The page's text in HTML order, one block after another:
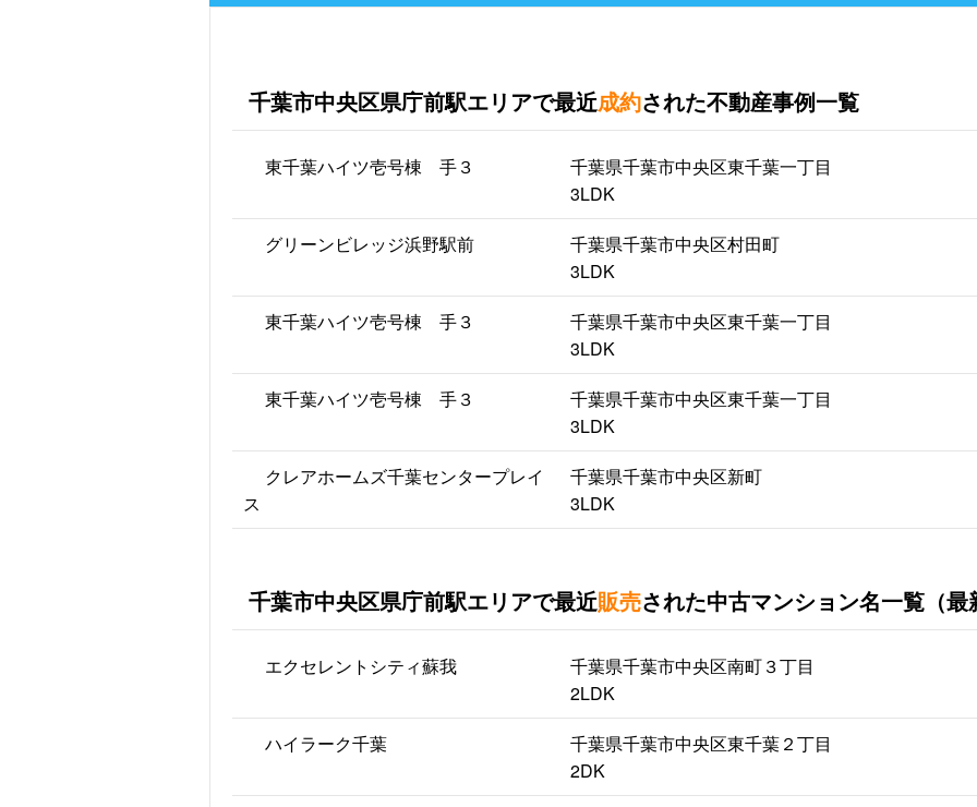
千葉市中央区県庁前駅エリアで最近成約された不動産事例一覧
東千葉ハイツ壱号棟 手３
千葉県千葉市中央区東千葉一丁目
3LDK
グリーンビレッジ浜野駅前
千葉県千葉市中央区村田町
3LDK
東千葉ハイツ壱号棟 手３
千葉県千葉市中央区東千葉一丁目
3LDK
東千葉ハイツ壱号棟 手３
千葉県千葉市中央区東千葉一丁目
3LDK
クレアホームズ千葉センタープレイ
ス
千葉県千葉市中央区新町
3LDK
千葉市中央区県庁前駅エリアで最近販売された中古マンション名一覧（
エクセレントシティ蘇我
千葉県千葉市中央区南町３丁目
2LDK
ハイラーク千葉
千葉県千葉市中央区東千葉２丁目
2DK